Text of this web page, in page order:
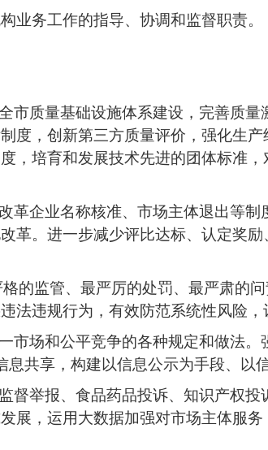
业务工作的指导、协调和监督职责。
市质量基础设施体系建设，完善质
度，创新第三方质量评价，强化生
，培育和发展技术先进的团体标准
企业名称核准、市场主体退出等制
革。进一步减少评比达标、认定奖
的监管、最严厉的处罚、最严肃的
法违规行为，有效防范系统性风险，
市场和公平竞争的各种规定和做法
息共享，构建以信息公示为手段、以
督举报、食品药品投诉、知识产权
展，运用大数据加强对市场主体服